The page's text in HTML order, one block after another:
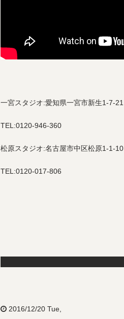
一宮スタジオ:愛知県一宮市新生1-7-21
TEL:0120-946-360
松原スタジオ:名古屋市中区松原1-1-10
TEL:0120-017-806
2016/12/20 Tue,